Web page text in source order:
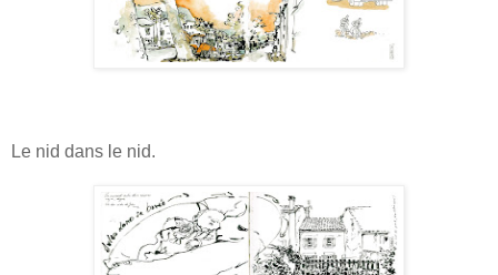
Le nid dans le nid.